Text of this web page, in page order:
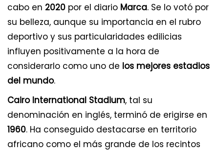
cabo en 2020 por el diario Marca. Se lo votó por
su belleza, aunque su importancia en el rubro
deportivo y sus particularidades edilicias
influyen positivamente a la hora de
considerarlo como uno de los mejores estadios
del mundo.
Cairo International Stadium, tal su
denominación en inglés, terminó de erigirse en
1960. Ha conseguido destacarse en territorio
africano como el más grande de los recintos